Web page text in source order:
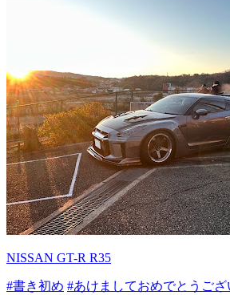
NISSAN GT-R R35
#書き初め #あけましておめでとうご